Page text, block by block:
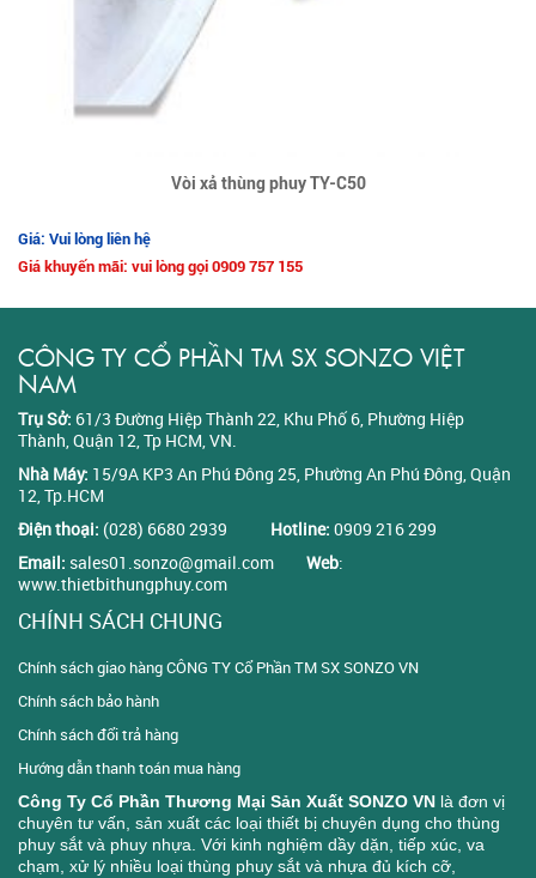
Vòi xả thùng phuy TY-C50
Giá: Vui lòng liên hệ
Giá khuyến mãi: vui lòng gọi 0909 757 155
CÔNG TY CỔ PHẦN TM SX SONZO VIỆT
NAM
Trụ Sở: 61/3 Đường Hiệp Thành 22, Khu Phố 6, Phường Hiệp
Thành, Quận 12, Tp HCM, VN.
Nhà Máy: 15/9A KP3 An Phú Đông 25, Phường An Phú Đông, Quận
12, Tp.HCM
Điện thoại: (028) 6680 2939 Hotline: 0909 216 299
Email: sales01.sonzo@gmail.com Web:
www.thietbithungphuy.com
CHÍNH SÁCH CHUNG
Chính sách giao hàng CÔNG TY Cổ Phần TM SX SONZO VN
Chính sách bảo hành
Chính sách đổi trả hàng
Hướng dẫn thanh toán mua hàng
Công Ty Cổ Phần Thương Mại Sản Xuất SONZO VN là đơn vị
chuyên tư vấn, sản xuất các loại thiết bị chuyên dụng cho thùng
phuy sắt và phuy nhựa. Với kinh nghiệm dầy dặn, tiếp xúc, va
chạm, xử lý nhiều loại thùng phuy sắt và nhựa đủ kích cỡ,